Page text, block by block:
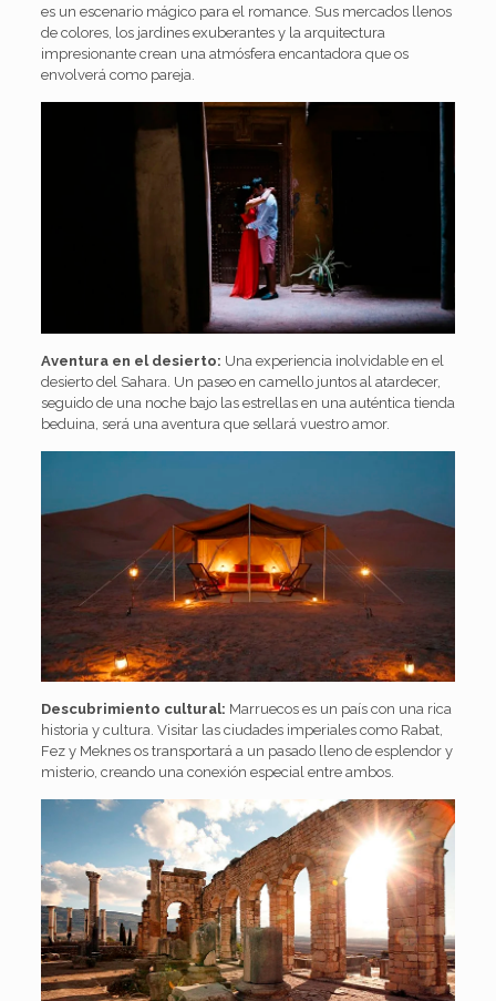
es un escenario mágico para el romance. Sus mercados llenos
de colores, los jardines exuberantes y la arquitectura
impresionante crean una atmósfera encantadora que os
envolverá como pareja.
Aventura en el desierto: Una experiencia inolvidable en el
desierto del Sahara. Un paseo en camello juntos al atardecer,
seguido de una noche bajo las estrellas en una auténtica tienda
beduina, será una aventura que sellará vuestro amor.
Descubrimiento cultural: Marruecos es un país con una rica
historia y cultura. Visitar las ciudades imperiales como Rabat,
Fez y Meknes os transportará a un pasado lleno de esplendor y
misterio, creando una conexión especial entre ambos.